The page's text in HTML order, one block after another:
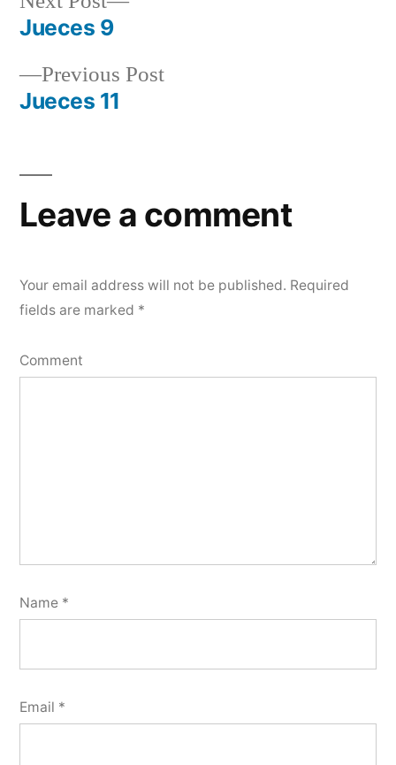
Post
navigation
Previous PostPrevious
Jueces 11
Jueces 9
Leave a comment
Your email address will not be published. Required
fields are marked *
Comment
Name *
Email *